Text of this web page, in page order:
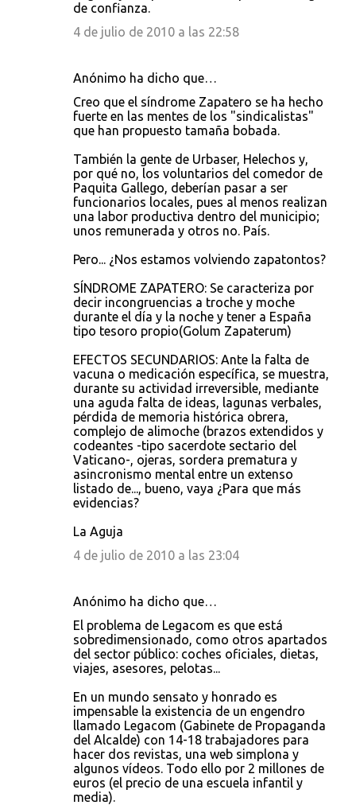
de confianza.
4 de julio de 2010 a las 22:58
Anónimo ha dicho que…
Creo que el síndrome Zapatero se ha hecho
fuerte en las mentes de los "sindicalistas"
que han propuesto tamaña bobada.
También la gente de Urbaser, Helechos y,
por qué no, los voluntarios del comedor de
Paquita Gallego, deberían pasar a ser
funcionarios locales, pues al menos realizan
una labor productiva dentro del municipio;
unos remunerada y otros no. País.
Pero... ¿Nos estamos volviendo zapatontos?
SÍNDROME ZAPATERO: Se caracteriza por
decir incongruencias a troche y moche
durante el día y la noche y tener a España
tipo tesoro propio(Golum Zapaterum)
EFECTOS SECUNDARIOS: Ante la falta de
vacuna o medicación específica, se muestra,
durante su actividad irreversible, mediante
una aguda falta de ideas, lagunas verbales,
pérdida de memoria histórica obrera,
complejo de alimoche (brazos extendidos y
codeantes -tipo sacerdote sectario del
Vaticano-, ojeras, sordera prematura y
asincronismo mental entre un extenso
listado de..., bueno, vaya ¿Para que más
evidencias?
La Aguja
4 de julio de 2010 a las 23:04
Anónimo ha dicho que…
El problema de Legacom es que está
sobredimensionado, como otros apartados
del sector público: coches oficiales, dietas,
viajes, asesores, pelotas...
En un mundo sensato y honrado es
impensable la existencia de un engendro
llamado Legacom (Gabinete de Propaganda
del Alcalde) con 14-18 trabajadores para
hacer dos revistas, una web simplona y
algunos vídeos. Todo ello por 2 millones de
euros (el precio de una escuela infantil y
media).